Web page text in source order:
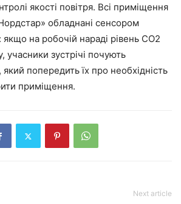
якості повітря. Всі приміщення
обладнані сенсором
якщо на робочій нараді рівень CO2
зустрічі почують
попередить їх про необхідність
приміщення.
Next article